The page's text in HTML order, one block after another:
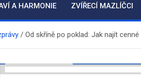
A HARMONIE ZVÍŘECÍ MAZLÍČCI
Od skříně po poklad: Jak najít